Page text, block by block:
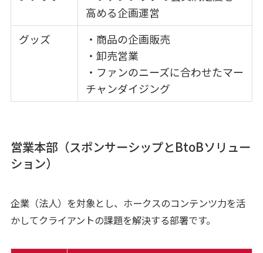
高める企画運営
グッズ
・商品の企画販売
・卸売営業
・ファンのニーズに合わせたマー
チャンダイジング
営業本部（スポンサーシップとBtoBソリュー
ション）
企業（法人）を対象とし、ホークスのコンテンツ力を活
かしてクライアントの課題を解決する部署です。